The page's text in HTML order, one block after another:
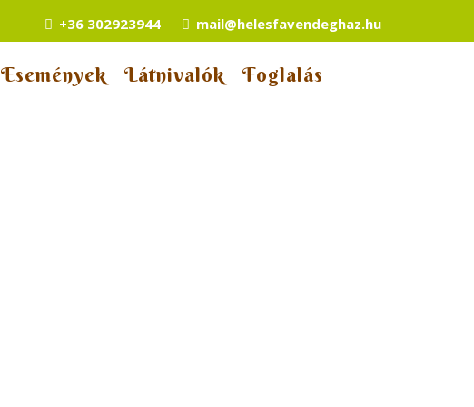
+36 302923944 mail@helesfavendeghaz.hu
Események Látnivalók Foglalás